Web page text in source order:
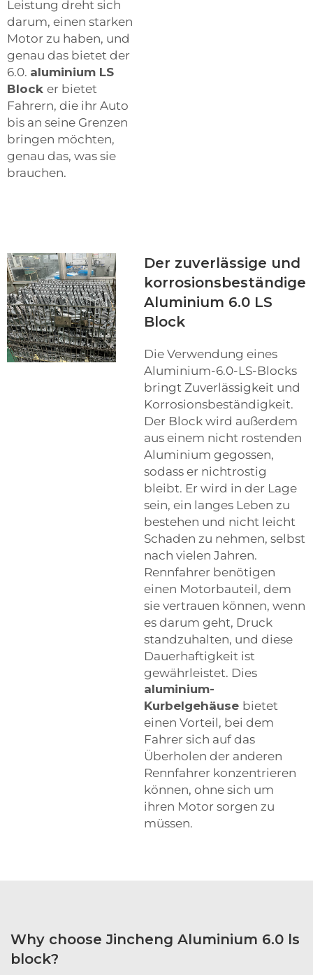
Leistung dreht sich
darum, einen starken
Motor zu haben, und
genau das bietet der
6.0. aluminium LS
Block er bietet
Fahrern, die ihr Auto
bis an seine Grenzen
bringen möchten,
genau das, was sie
brauchen.
Der zuverlässige und
korrosionsbeständige
Aluminium 6.0 LS
Block
Die Verwendung eines
Aluminium-6.0-LS-Blocks
bringt Zuverlässigkeit und
Korrosionsbeständigkeit.
Der Block wird außerdem
aus einem nicht rostenden
Aluminium gegossen,
sodass er nichtrostig
bleibt. Er wird in der Lage
sein, ein langes Leben zu
bestehen und nicht leicht
Schaden zu nehmen, selbst
nach vielen Jahren.
Rennfahrer benötigen
einen Motorbauteil, dem
sie vertrauen können, wenn
es darum geht, Druck
standzuhalten, und diese
Dauerhaftigkeit ist
gewährleistet. Dies
aluminium-
Kurbelgehäuse bietet
einen Vorteil, bei dem
Fahrer sich auf das
Überholen der anderen
Rennfahrer konzentrieren
können, ohne sich um
ihren Motor sorgen zu
müssen.
Why choose Jincheng Aluminium 6.0 ls
block?